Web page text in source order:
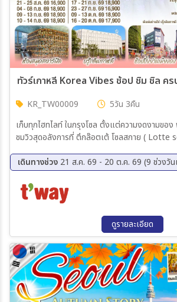
KR_TW00009 5วัน 3คืน
เก็บทุกไฮทไลท์ ในกรุงโซล ตั้งแต่ความงดงามของ
ชมวิวสุดอลังการที่ ตึกล๊อตเต้ โซลสกาย ( Lotte
สัตว์น้ำ ล๊อตเต้อควาเรียม เช็กอินแลนด์มาร์กสุดฮิ
ตาร์ฟิล โคเอกมอลล์ เดินเล่นย่านฮิป บรู๊กลินเกาห
ซัมเมอร์เซล สุดฟิน ย่านเมียงดง
เดินทางช่วง 21 ส.ค. 69 - 20 ต.ค. 69 (9 ช่วงวัน
04 ก.ย.
09 ก.ย. 69 - 13 ก.ย. 69
10 ก.ย.
11 ก.ย. 69 - 15 ก.ย. 69
17 ก.ย.
09 ต.ค.
ดูรายละเอียด